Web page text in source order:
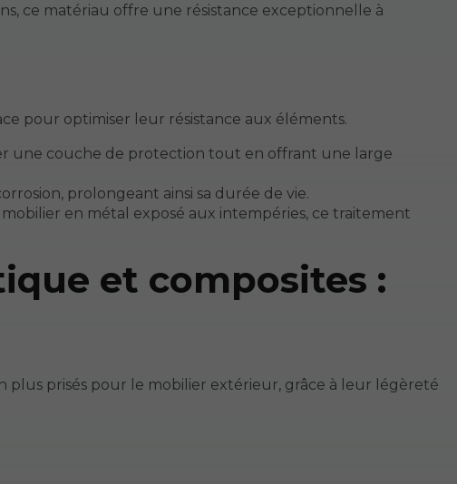
ce matériau offre une résistance exceptionnelle à
pour optimiser leur résistance aux éléments.
une couche de protection tout en offrant une large
prolongeant ainsi sa durée de vie.
en métal exposé aux intempéries, ce traitement
et composites :
plus prisés pour le mobilier extérieur, grâce à leur légèreté